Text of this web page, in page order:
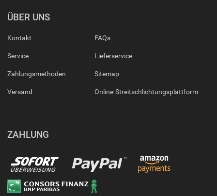
ÜBER UNS
Kontakt
Service
Zahlungsmethoden
Versand
FAQs
Lieferservice
Sitemap
Online-Streitschlichtungsplattform
ZAHLUNG